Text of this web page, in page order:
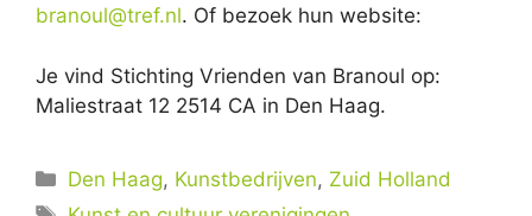
branoul@tref.nl. Of bezoek hun website:
Je vind Stichting Vrienden van Branoul op:
Maliestraat 12 2514 CA in Den Haag.
Categorieën
Den Haag, Kunstbedrijven, Zuid Holland
Tags